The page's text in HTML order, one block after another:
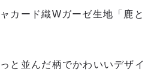
カード織Wガーゼ生地「鹿と
と並んだ柄でかわいいデザイ